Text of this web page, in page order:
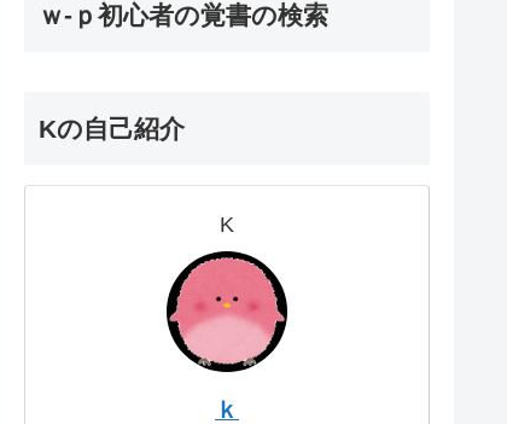
ｗ-ｐ初心者の覚書の検索
Kの自己紹介
K
ｋ